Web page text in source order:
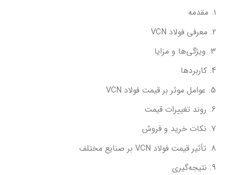
1. مقدمه
2. معرفی فولاد VCN
3. ویژگی‌ها و مزایا
4. کاربردها
5. عوامل موثر بر قیمت فولاد VCN
6. روند تغییرات قیمت
7. نکات خرید و فروش
8. تأثیر قیمت فولاد VCN بر صنایع مختلف
9. نتیجه‌گیری